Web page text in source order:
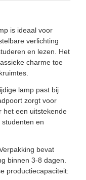
is ideaal voor
verlichting
en lezen. Het
charme toe
lamp past bij
zorgt voor
het een uitstekende
en
bevat
binnen 3-8 dagen.
productiecapaciteit: